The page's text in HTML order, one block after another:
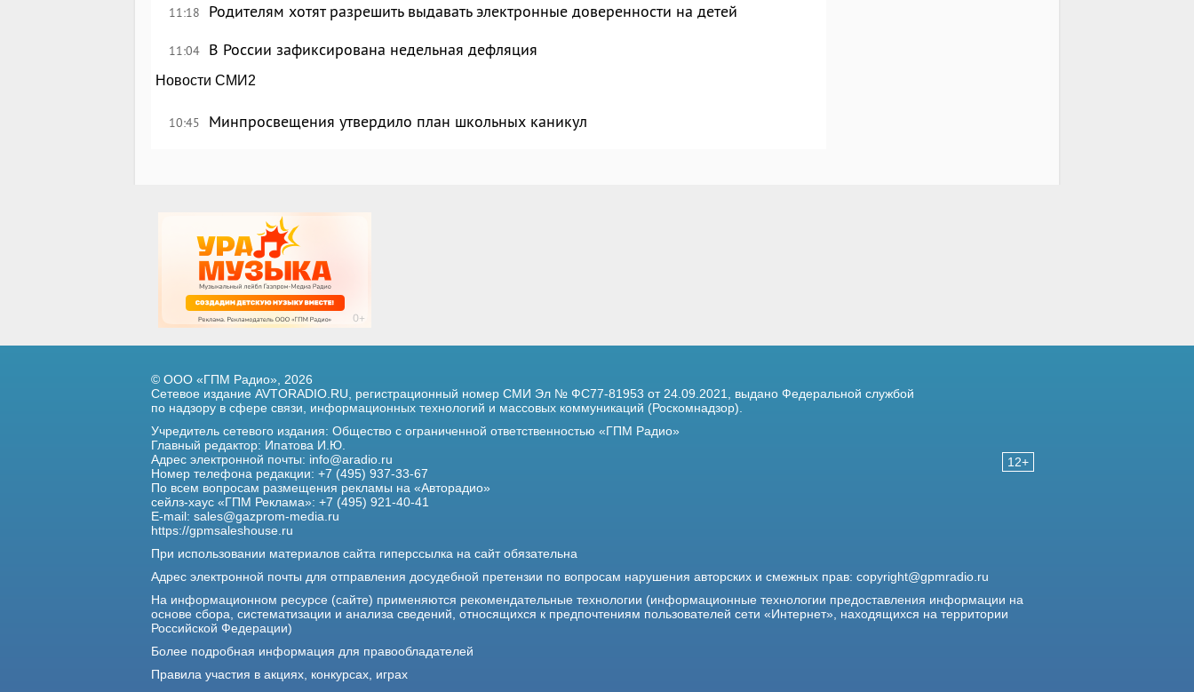
11:18 Родителям хотят разрешить выдавать электронные доверенности на детей
11:04 В России зафиксирована недельная дефляция
Новости СМИ2
10:45 Минпросвещения утвердило план школьных каникул
12+
© ООО «ГПМ Радио», 2026
Сетевое издание AVTORADIO.RU, регистрационный номер СМИ Эл № ФС77-81953 от 24.09.2021, выдано Федеральной службой
по надзору в сфере связи, информационных технологий и массовых коммуникаций (Роскомнадзор).
Учредитель сетевого издания: Общество с ограниченной ответственностью «ГПМ Радио»
Главный редактор: Ипатова И.Ю.
Адрес электронной почты: info@aradio.ru
Номер телефона редакции: +7 (495) 937-33-67
По всем вопросам размещения рекламы на «Авторадио»
сейлз-хаус «ГПМ Реклама»: +7 (495) 921-40-41
E-mail: sales@gazprom-media.ru
https://gpmsaleshouse.ru
При использовании материалов сайта гиперссылка на сайт обязательна
Адрес электронной почты для отправления досудебной претензии по вопросам нарушения авторских и смежных прав: copyright@gpmradio.ru
На информационном ресурсе (сайте) применяются рекомендательные технологии (информационные технологии предоставления информации на
основе сбора, систематизации и анализа сведений, относящихся к предпочтениям пользователей сети «Интернет», находящихся на территории
Российской Федерации)
Более подробная информация для правообладателей
Правила участия в акциях, конкурсах, играх